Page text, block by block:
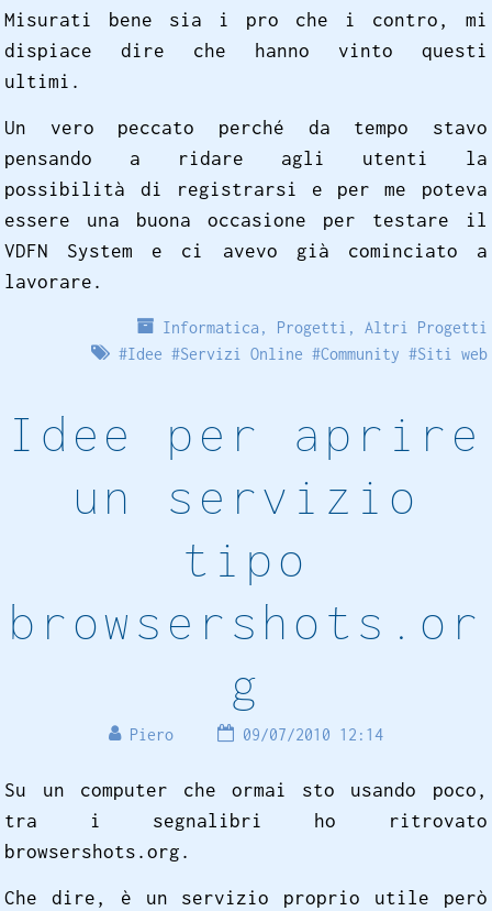
Misurati bene sia i pro che i contro, mi
dispiace dire che hanno vinto questi
ultimi.
Un vero peccato perché da tempo stavo
pensando a ridare agli utenti la
possibilità di registrarsi e per me poteva
essere una buona occasione per testare il
VDFN System e ci avevo già cominciato a
lavorare.
Informatica , Progetti , Altri Progetti
#Idee #Servizi Online #Community #Siti web
Idee per aprire
un servizio
tipo
browsershots.or
g
Piero 09/07/2010 12:14
Su un computer che ormai sto usando poco,
tra i segnalibri ho ritrovato
browsershots.org.
Che dire, è un servizio proprio utile però